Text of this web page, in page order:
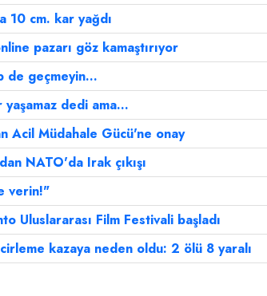
10 cm. kar yağdı
pazarı göz kamaştırıyor
de geçmeyin...
dedi ama...
Acil Müdahale Gücü'ne onay
NATO'da Irak çıkışı
verin!"
Uluslararası Film Festivali başladı
kazaya neden oldu: 2 ölü 8 yaralı